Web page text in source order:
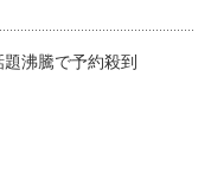
沸騰で予約殺到